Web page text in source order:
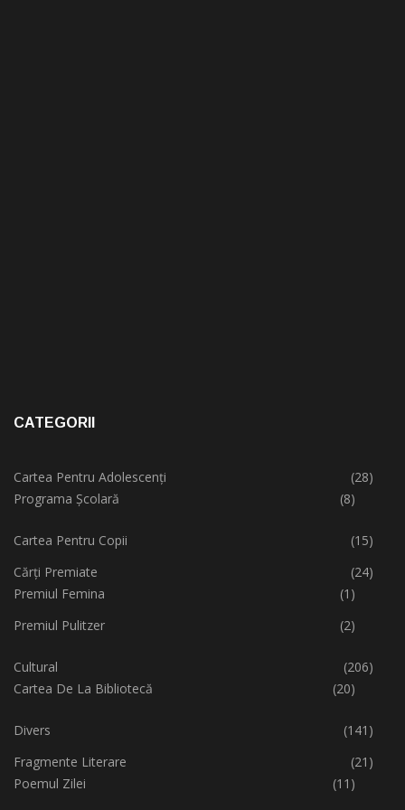
CATEGORII
Cartea Pentru Adolescenți
(28)
Programa Școlară
(8)
Cartea Pentru Copii
(15)
Cărți Premiate
(24)
Premiul Femina
(1)
Premiul Pulitzer
(2)
Cultural
(206)
Cartea De La Bibliotecă
(20)
Divers
(141)
Fragmente Literare
(21)
Poemul Zilei
(11)